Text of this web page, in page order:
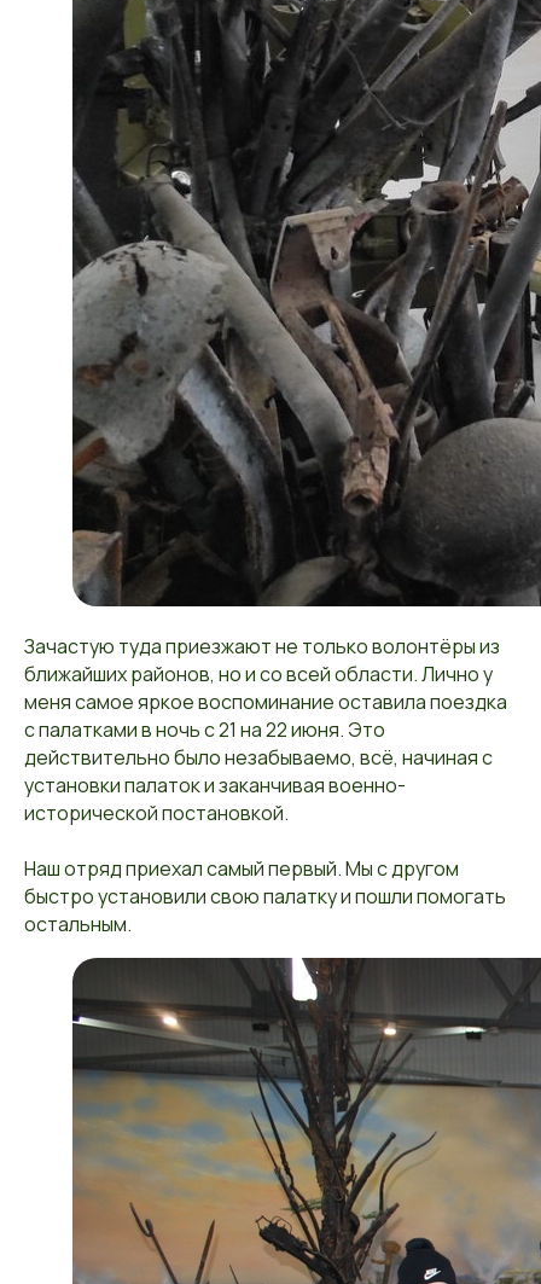
Зачастую туда приезжают не только волонтёры из
ближайших районов, но и со всей области. Лично у
меня самое яркое воспоминание оставила поездка
с палатками в ночь с 21 на 22 июня. Это
действительно было незабываемо, всё, начиная с
установки палаток и заканчивая военно-
исторической постановкой.
Наш отряд приехал самый первый. Мы с другом
быстро установили свою палатку и пошли помогать
остальным.